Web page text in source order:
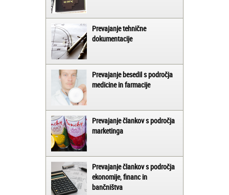
Prevajanje tehnične
dokumentacije
Prevajanje besedil s področja
medicine in farmacije
Prevajanje člankov s področja
marketinga
Prevajanje člankov s področja
ekonomije, financ in
bančništva